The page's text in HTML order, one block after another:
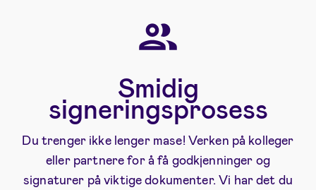
Smidig
signeringsprosess
Du trenger ikke lenger mase! Verken på kolleger
eller partnere for å få godkjenninger og
signaturer på viktige dokumenter. Vi har det du